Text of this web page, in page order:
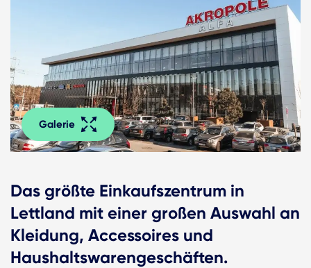
Galerie
Das größte Einkaufszentrum in
Lettland mit einer großen Auswahl an
Kleidung, Accessoires und
Haushaltswarengeschäften.